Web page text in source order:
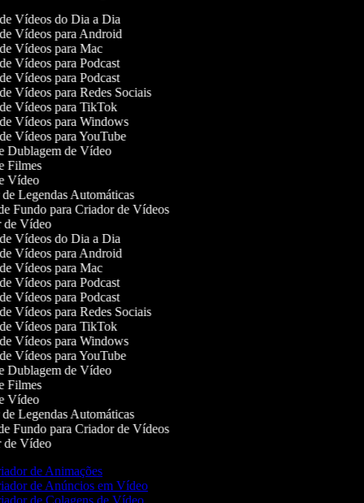
Vídeos do Dia a Dia
Vídeos para Android
Vídeos para Mac
Vídeos para Podcast
Vídeos para Podcast
Vídeos para Redes Sociais
Vídeos para TikTok
Vídeos para Windows
Vídeos para YouTube
de Vídeo
Vídeo
Legendas Automáticas
Fundo para Criador de Vídeos
Vídeo
Vídeos do Dia a Dia
Vídeos para Android
Vídeos para Mac
Vídeos para Podcast
Vídeos para Podcast
Vídeos para Redes Sociais
Vídeos para TikTok
Vídeos para Windows
Vídeos para YouTube
de Vídeo
Vídeo
Legendas Automáticas
Fundo para Criador de Vídeos
Vídeo
de Animações
de Anúncios em Vídeo